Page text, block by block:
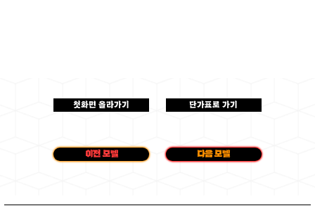
첫화면 올라가기 단가표로 가기
이전 모델 다음 모델